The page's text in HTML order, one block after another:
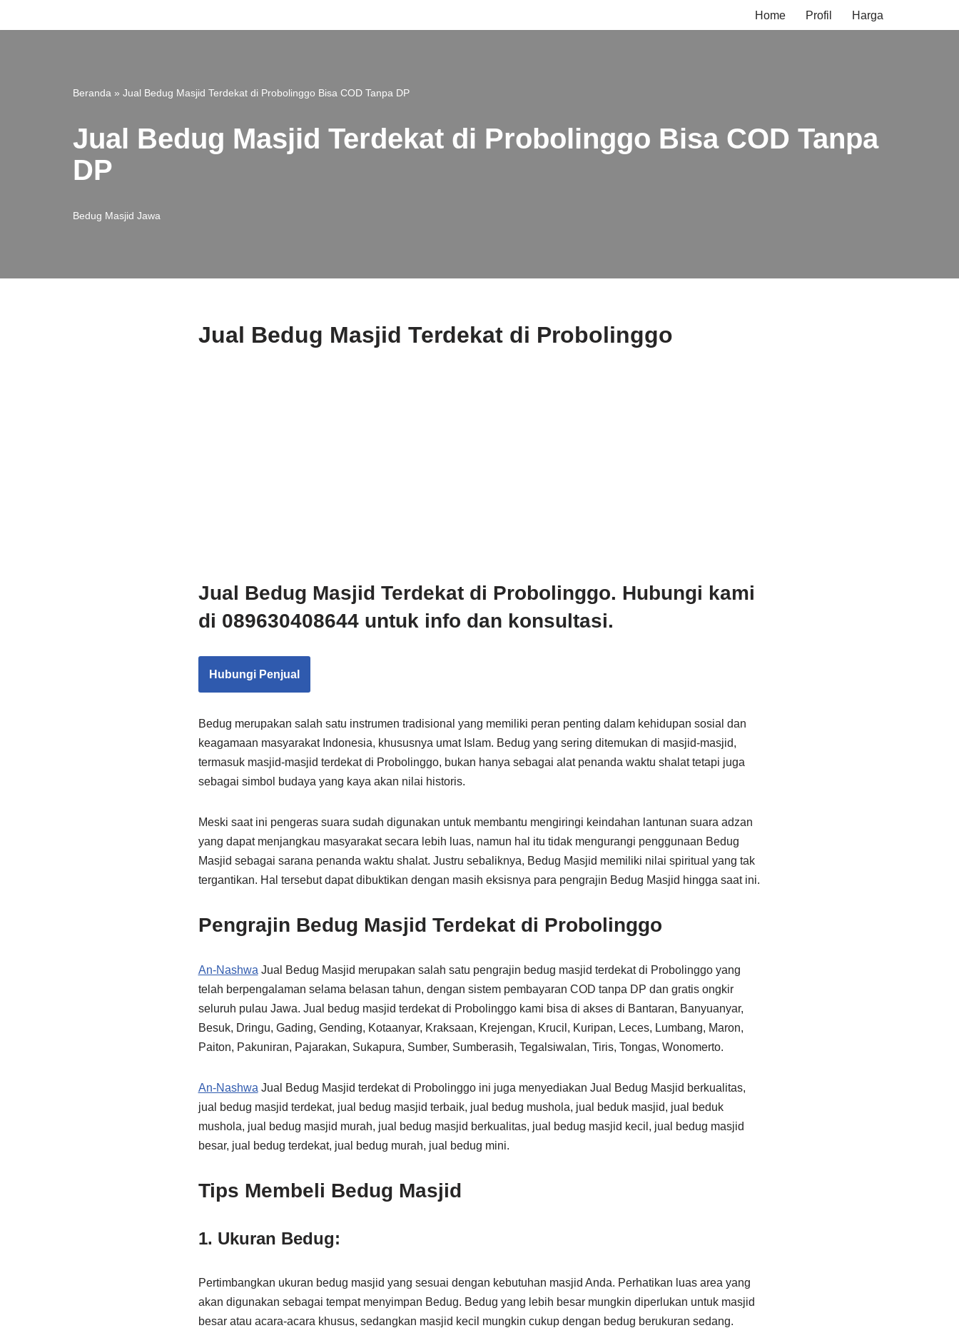
Home Profil Harga
Beranda » Jual Bedug Masjid Terdekat di Probolinggo Bisa COD Tanpa DP
Jual Bedug Masjid Terdekat di Probolinggo Bisa COD Tanpa
DP
Bedug Masjid Jawa
Jual Bedug Masjid Terdekat di Probolinggo
Jual Bedug Masjid Terdekat di Probolinggo. Hubungi kami
di 089630408644 untuk info dan konsultasi.
Hubungi Penjual
Bedug merupakan salah satu instrumen tradisional yang memiliki peran penting dalam kehidupan sosial dan
keagamaan masyarakat Indonesia, khususnya umat Islam. Bedug yang sering ditemukan di masjid-masjid,
termasuk masjid-masjid terdekat di Probolinggo, bukan hanya sebagai alat penanda waktu shalat tetapi juga
sebagai simbol budaya yang kaya akan nilai historis.
Meski saat ini pengeras suara sudah digunakan untuk membantu mengiringi keindahan lantunan suara adzan
yang dapat menjangkau masyarakat secara lebih luas, namun hal itu tidak mengurangi penggunaan Bedug
Masjid sebagai sarana penanda waktu shalat. Justru sebaliknya, Bedug Masjid memiliki nilai spiritual yang tak
tergantikan. Hal tersebut dapat dibuktikan dengan masih eksisnya para pengrajin Bedug Masjid hingga saat ini.
Pengrajin Bedug Masjid Terdekat di Probolinggo
An-Nashwa Jual Bedug Masjid merupakan salah satu pengrajin bedug masjid terdekat di Probolinggo yang
telah berpengalaman selama belasan tahun, dengan sistem pembayaran COD tanpa DP dan gratis ongkir
seluruh pulau Jawa. Jual bedug masjid terdekat di Probolinggo kami bisa di akses di Bantaran, Banyuanyar,
Besuk, Dringu, Gading, Gending, Kotaanyar, Kraksaan, Krejengan, Krucil, Kuripan, Leces, Lumbang, Maron,
Paiton, Pakuniran, Pajarakan, Sukapura, Sumber, Sumberasih, Tegalsiwalan, Tiris, Tongas, Wonomerto.
An-Nashwa Jual Bedug Masjid terdekat di Probolinggo ini juga menyediakan Jual Bedug Masjid berkualitas,
jual bedug masjid terdekat, jual bedug masjid terbaik, jual bedug mushola, jual beduk masjid, jual beduk
mushola, jual bedug masjid murah, jual bedug masjid berkualitas, jual bedug masjid kecil, jual bedug masjid
besar, jual bedug terdekat, jual bedug murah, jual bedug mini.
Tips Membeli Bedug Masjid
1. Ukuran Bedug:
Pertimbangkan ukuran bedug masjid yang sesuai dengan kebutuhan masjid Anda. Perhatikan luas area yang
akan digunakan sebagai tempat menyimpan Bedug. Bedug yang lebih besar mungkin diperlukan untuk masjid
besar atau acara-acara khusus, sedangkan masjid kecil mungkin cukup dengan bedug berukuran sedang.